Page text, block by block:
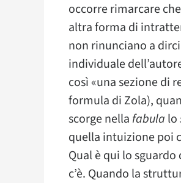
occorre rimarcare
altra forma di
non rinunciano a
individuale
così «una sezione di
formula di Zola),
scorge nella fabula lo
quella intuizione poi
Qual è qui lo
c’è. Quando la